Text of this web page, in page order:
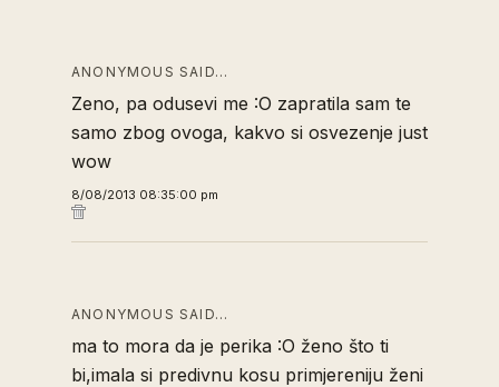
ANONYMOUS SAID…
Zeno, pa odusevi me :O zapratila sam te
samo zbog ovoga, kakvo si osvezenje just
wow
8/08/2013 08:35:00 pm
ANONYMOUS SAID…
ma to mora da je perika :O ženo što ti
bi,imala si predivnu kosu primjereniju ženi